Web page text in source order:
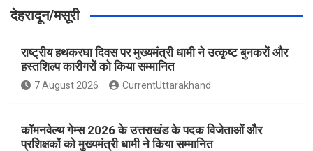
देहरादून/मसूरी
राष्ट्रीय हथकरघा दिवस पर मुख्यमंत्री धामी ने उत्कृष्ट बुनकरों और
हस्तशिल्प कारीगरों को किया सम्मानित
7 August 2026 CurrentUttarakhand
कॉमनवेल्थ गेम्स 2026 के उत्तराखंड के पदक विजेताओं और
प्रशिक्षकों को मुख्यमंत्री धामी ने किया सम्मानित